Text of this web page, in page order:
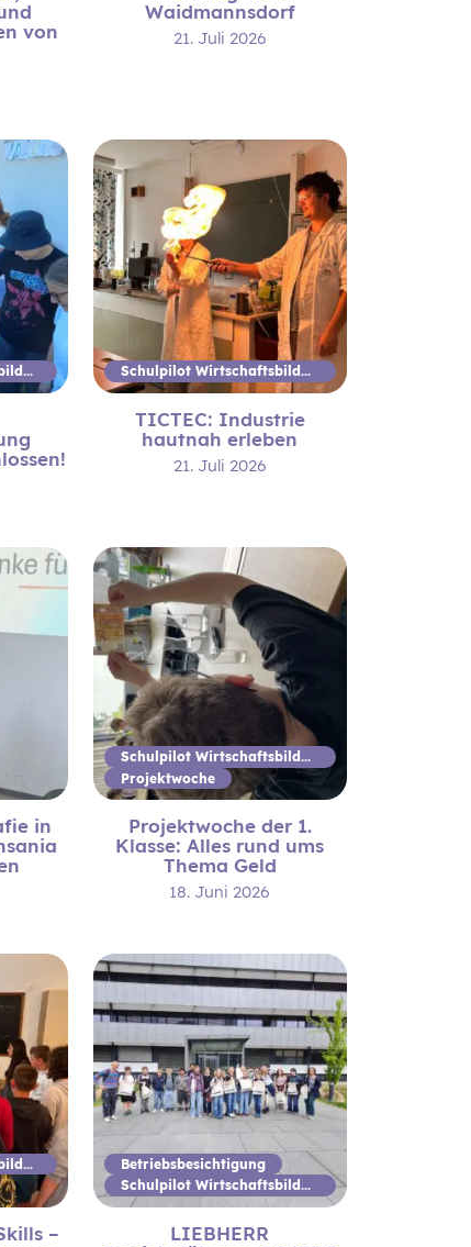
von
Waidmannsdorf
21. Juli 2026
Schulpilot Wirtschaftsbildung Schulpilot Wirtschaftsbildung
TICTEC: Industrie
hautnah erleben
21. Juli 2026
in
Schulpilot Wirtschaftsbildung
Projektwoche
Projektwoche der 1.
Klasse: Alles rund ums
Thema Geld
18. Juni 2026
Schulpilot Wirtschaftsbildung
–
Betriebsbesichtigung
Schulpilot Wirtschaftsbildung
LIEBHERR